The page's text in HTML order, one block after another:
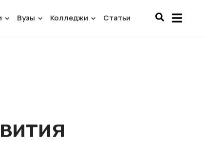
Вузы Колледжи Статьи